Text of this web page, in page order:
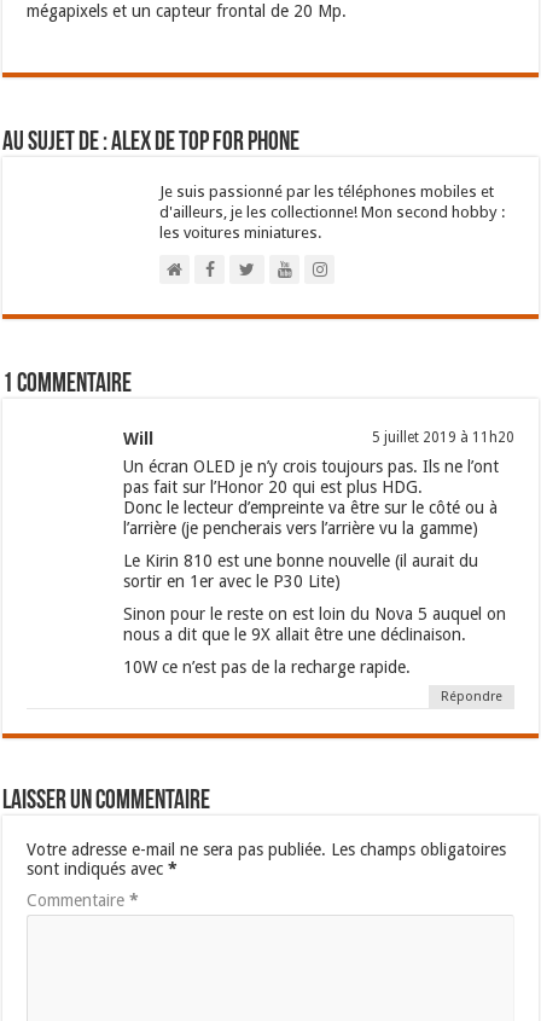
mégapixels et un capteur frontal de 20 Mp.
Au sujet de : Alex de Top For Phone
Je suis passionné par les téléphones mobiles et
d'ailleurs, je les collectionne! Mon second hobby :
les voitures miniatures.
1 commentaire
Will 5 juillet 2019 à 11h20
Un écran OLED je n’y crois toujours pas. Ils ne l’ont
pas fait sur l’Honor 20 qui est plus HDG.
Donc le lecteur d’empreinte va être sur le côté ou à
l’arrière (je pencherais vers l’arrière vu la gamme)
Le Kirin 810 est une bonne nouvelle (il aurait du
sortir en 1er avec le P30 Lite)
Sinon pour le reste on est loin du Nova 5 auquel on
nous a dit que le 9X allait être une déclinaison.
10W ce n’est pas de la recharge rapide.
Répondre
Laisser un commentaire
Votre adresse e-mail ne sera pas publiée. Les champs obligatoires
sont indiqués avec*
Commentaire*